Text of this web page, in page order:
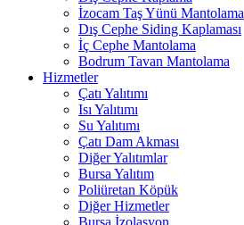
İzocam Taş Yünü Mantolama
Dış Cephe Siding Kaplaması
İç Cephe Mantolama
Bodrum Tavan Mantolama
Hizmetler
Çatı Yalıtımı
Isı Yalıtımı
Su Yalıtımı
Çatı Dam Akması
Diğer Yalıtımlar
Bursa Yalıtım
Poliüretan Köpük
Diğer Hizmetler